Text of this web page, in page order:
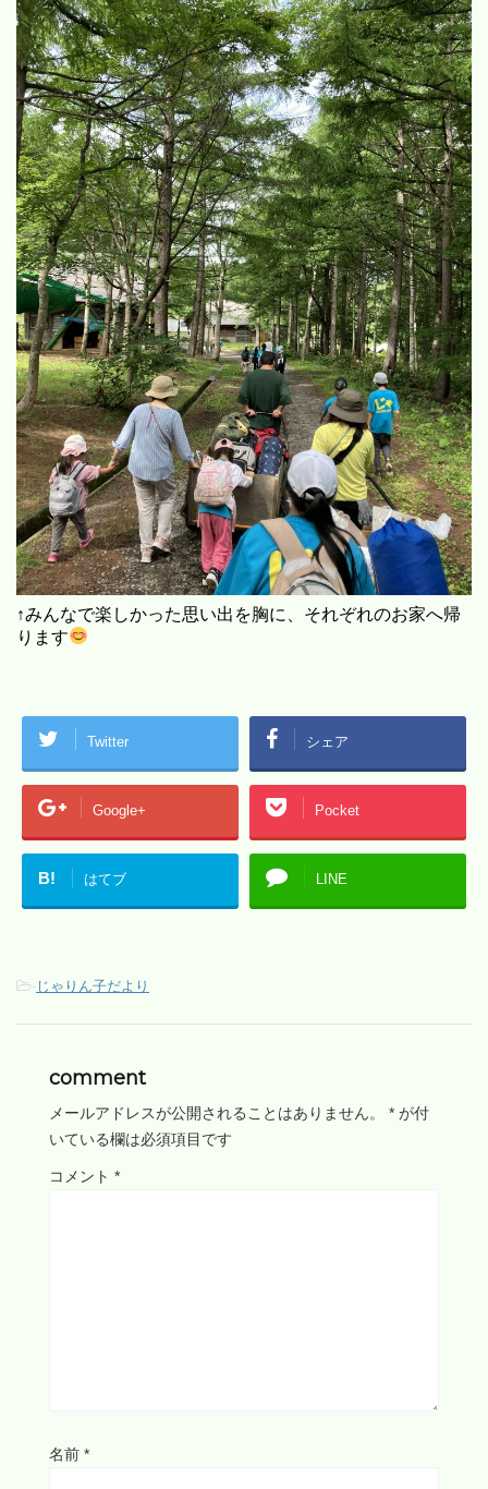
↑みんなで楽しかった思い出を胸に、それぞれのお家へ帰
ります
Twitter シェア
Google+ Pocket
B! はてブ LINE
- じゃりん子だより
comment
メールアドレスが公開されることはありません。 * が付
いている欄は必須項目です
コメント *
名前 *